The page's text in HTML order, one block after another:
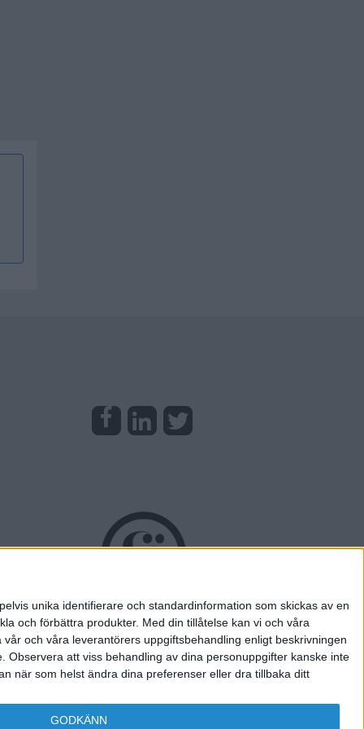
unika identifierare och standardinformation som skickas av en
och förbättra produkter. Med din tillåtelse kan vi och våra
och våra leverantörers uppgiftsbehandling enligt beskrivningen
Observera att viss behandling av dina personuppgifter kanske inte
när som helst ändra dina preferenser eller dra tillbaka ditt
GODKÄNN